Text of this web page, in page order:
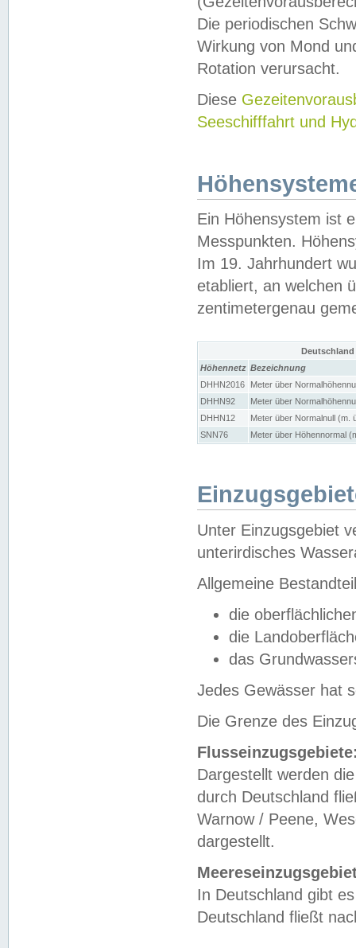
Die periodischen
Wirkung von Mond
Rotation verursacht.
Diese
Seeschifffahrt und
Ein Höhensystem ist
Messpunkten.
Im 19. Jahrhundert
etabliert, an welchen
zentimetergenau
Höhennetz Bezeichnung
DHHN2016
Meter über
DHHN92
Meter über
DHHN12
Meter über Normalnull (m.
SNN76
Meter über Höhennormal
Unter Einzugsgebiet
unterirdisches
Allgemeine
die
die
das
Jedes Gewässer hat
Die Grenze des
Dargestellt werden
durch Deutschland
Warnow / Peene,
dargestellt.
In Deutschland gibt
Deutschland fließt